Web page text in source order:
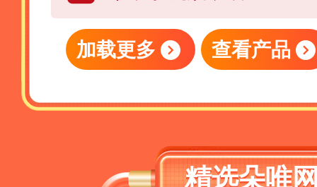
加载更多 查看产品
精选朵唯